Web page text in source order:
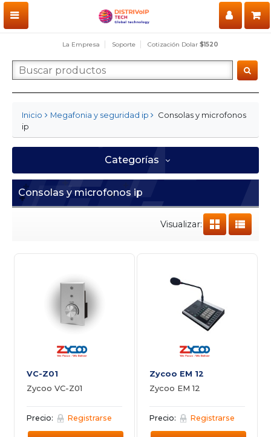
La Empresa Soporte Cotización Dolar $1520
Inicio Megafonia y seguridad ip
Consolas y microfonos
ip
Categorías
Consolas y microfonos ip
Visualizar:
VC-Z01
Zycoo VC-Z01
Precio: Registrarse
Zycoo EM 12
Zycoo EM 12
Precio: Registrarse